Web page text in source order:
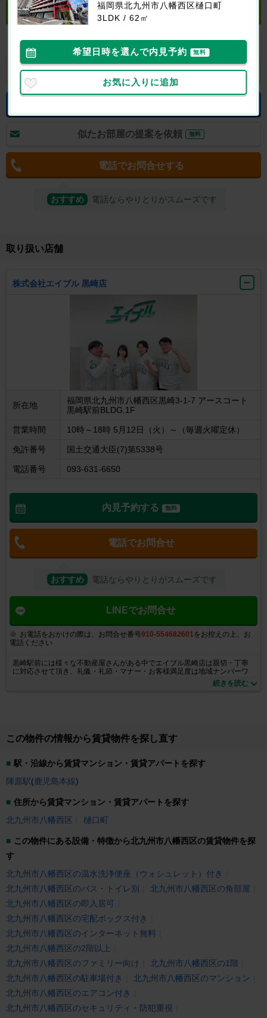
立地や周辺環境について聞く 無料
お気に入り LINEで送る
似たお部屋の提案を依頼 無料
電話でお問合せする
おすすめ 電話ならやりとりがスムーズです
取り扱い店舗
株式会社エイブル 黒崎店
所在地
福岡県北九州市八幡西区黒崎3-1-7 アースコート
黒崎駅前BLDG.1F
営業時間 10時～18時 5月12日（火）～（毎週火曜定休）
免許番号 国土交通大臣(7)第5338号
電話番号 093-631-6650
内見予約する 無料
電話でお問合せ
おすすめ 電話ならやりとりがスムーズです
LINEでお問合せ
お電話をおかけの際は、お問合せ番号910-554682601 をお控えの上、お
電話ください
黒崎駅前には様々な不動産屋さんがある中でエイブル黒崎店は親切・丁寧
に対応させて頂き、礼儀・礼節・マナー・お客様満足度は地域ナンバーワ
ンを目指しております。お気軽にご来店くださいませ。取扱い物件も豊富
に取り揃えております。小さなご質問からでも大丈夫！お気軽にお問合せ
続きを読む
この物件の情報から賃貸物件を探し直す
駅・沿線から賃貸マンション・賃貸アパートを探す
陣原駅(鹿児島本線)
住所から賃貸マンション・賃貸アパートを探す
北九州市八幡西区
樋口町
この物件にある設備・特徴から北九州市八幡西区の賃貸物件を探
す
北九州市八幡西区の温水洗浄便座（ウォシュレット）付き
北九州市八幡西区のバス・トイレ別
北九州市八幡西区の角部屋
北九州市八幡西区の即入居可
北九州市八幡西区の宅配ボックス付き
北九州市八幡西区のインターネット無料
北九州市八幡西区の2階以上
北九州市八幡西区のファミリー向け
北九州市八幡西区の1階
北九州市八幡西区の駐車場付き
北九州市八幡西区のマンション
北九州市八幡西区のエアコン付き
北九州市八幡西区のセキュリティ・防犯重視
福岡県北九州市八幡西区樋口町
3LDK / 62㎡
希望日時を選んで内見予約 無料
お気に入りに追加